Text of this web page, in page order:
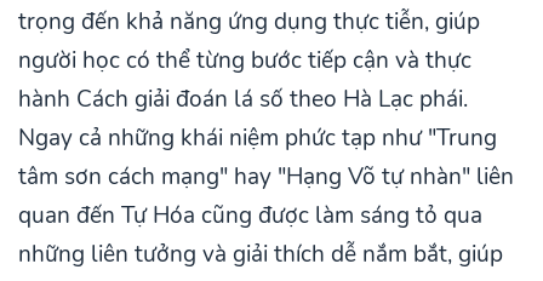
trọng đến khả năng ứng dụng thực tiễn, giúp
người học có thể từng bước tiếp cận và thực
hành Cách giải đoán lá số theo Hà Lạc phái.
Ngay cả những khái niệm phức tạp như "Trung
tâm sơn cách mạng" hay "Hạng Võ tự nhàn" liên
quan đến Tự Hóa cũng được làm sáng tỏ qua
những liên tưởng và giải thích dễ nắm bắt, giúp